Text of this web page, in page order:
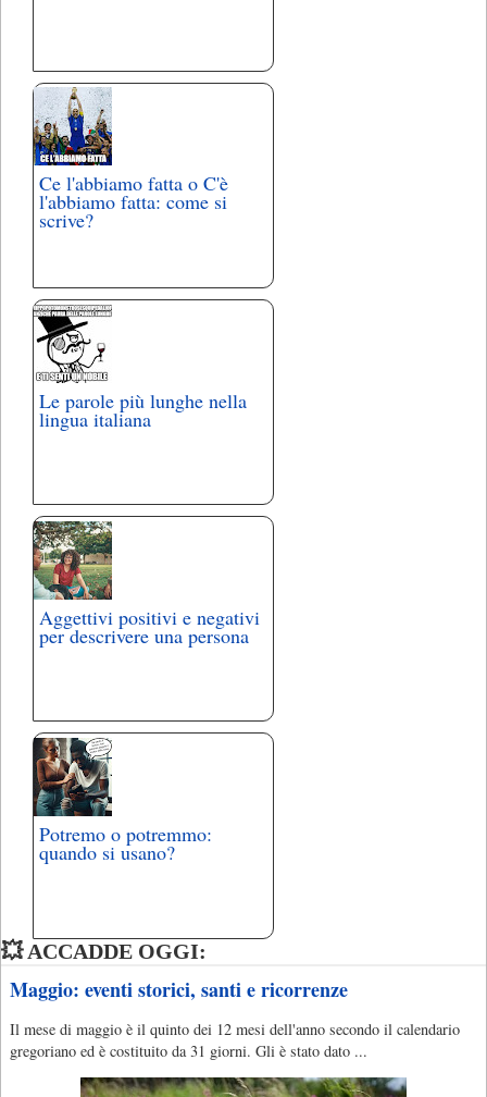
Ce l'abbiamo fatta o C'è
l'abbiamo fatta: come si
scrive?
Le parole più lunghe nella
lingua italiana
Aggettivi positivi e negativi
per descrivere una persona
Potremo o potremmo:
quando si usano?
💥 ACCADDE OGGI:
Maggio: eventi storici, santi e ricorrenze
Il mese di maggio è il quinto dei 12 mesi dell'anno secondo il calendario
gregoriano ed è costituito da 31 giorni. Gli è stato dato ...